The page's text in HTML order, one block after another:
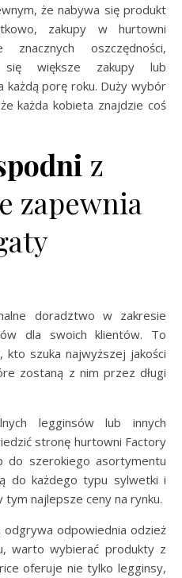
że nabywa się produkt
zakupy w hurtowni
oszczędności,
się większe zakupy lub
porę roku. Duży wybór
każda kobieta znajdzie coś
z
zapewnia
doradztwo w zakresie
dla swoich klientów. To
kto szuka najwyższej jakości
zostaną z nim przez długi
legginsów lub innych
stronę hurtowni Factory
do szerokiego asortymentu
do każdego typu sylwetki i
najlepsze ceny na rynku.
odgrywa odpowiednia odzież
warto wybierać produkty z
oferuje nie tylko legginsy,